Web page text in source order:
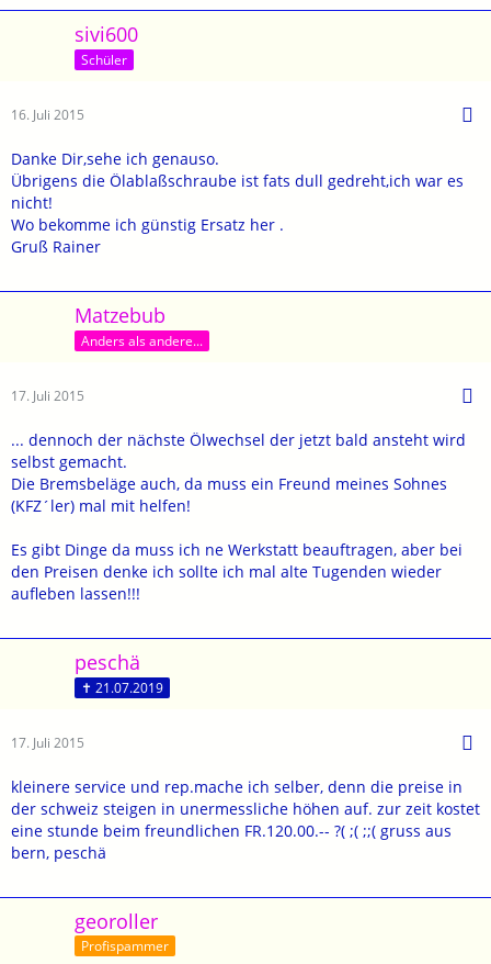
sivi600
Schüler
16. Juli 2015
Danke Dir,sehe ich genauso.
Übrigens die Ölablaßschraube ist fats dull gedreht,ich war es
nicht!
Wo bekomme ich günstig Ersatz her .
Gruß Rainer
Matzebub
Anders als andere...
17. Juli 2015
... dennoch der nächste Ölwechsel der jetzt bald ansteht wird
selbst gemacht.
Die Bremsbeläge auch, da muss ein Freund meines Sohnes
(KFZ´ler) mal mit helfen!
Es gibt Dinge da muss ich ne Werkstatt beauftragen, aber bei
den Preisen denke ich sollte ich mal alte Tugenden wieder
aufleben lassen!!!
peschä
✝ 21.07.2019
17. Juli 2015
kleinere service und rep.mache ich selber, denn die preise in
der schweiz steigen in unermessliche höhen auf. zur zeit kostet
eine stunde beim freundlichen FR.120.00.-- ?( ;( ;;( gruss aus
bern, peschä
georoller
Profispammer